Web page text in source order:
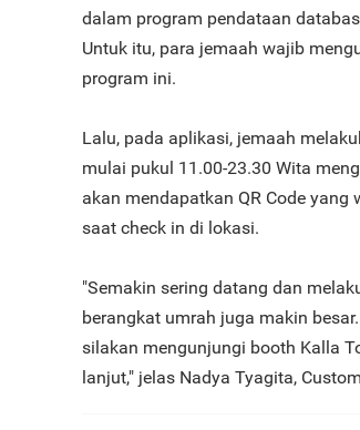
dalam program pendataan
Untuk itu, para jemaah wajib
program ini.
Lalu, pada aplikasi, jemaah
mulai pukul 11.00-23.30 Wita
akan mendapatkan QR Code
saat check in di lokasi.
"Semakin sering datang dan
berangkat umrah juga makin
silakan mengunjungi booth Kalla
lanjut," jelas Nadya Tyagita,